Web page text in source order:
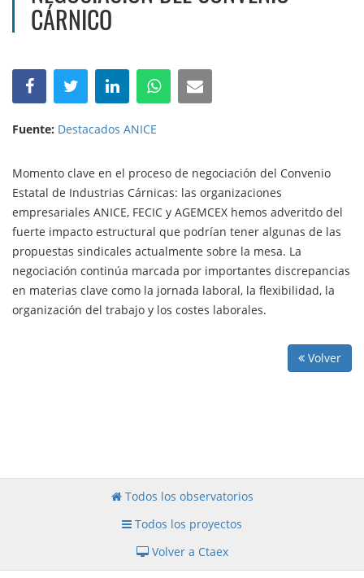
CÁRNICO
Fuente: Destacados ANICE
Momento clave en el proceso de negociación del Convenio
Estatal de Industrias Cárnicas: las organizaciones
empresariales ANICE, FECIC y AGEMCEX hemos adveritdo del
fuerte impacto estructural que podrían tener algunas de las
propuestas sindicales actualmente sobre la mesa. La
negociación continúa marcada por importantes discrepancias
en materias clave como la jornada laboral, la flexibilidad, la
organización del trabajo y los costes laborales.
Volver
Todos los observatorios
Todos los proyectos
Volver a Ctaex